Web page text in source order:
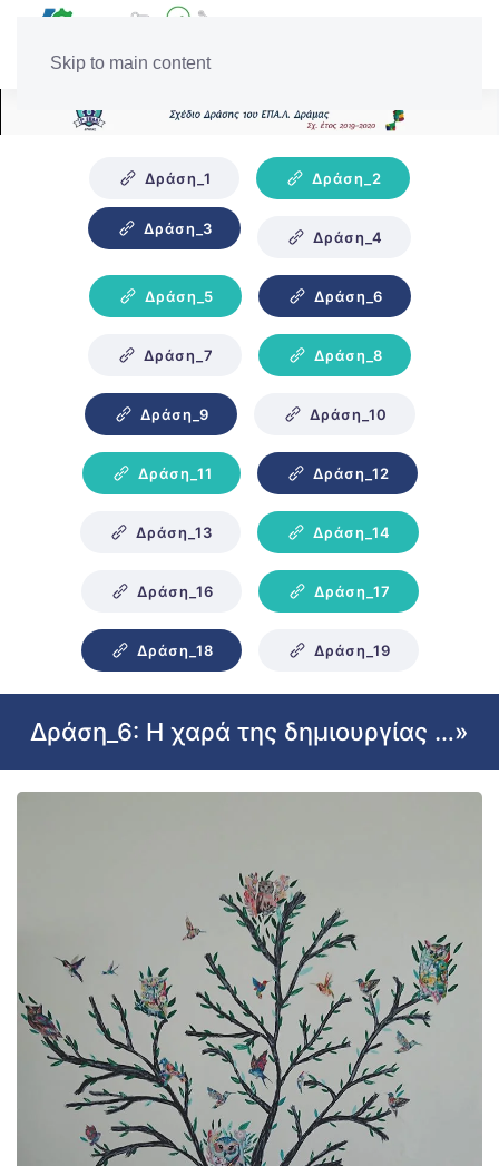
Skip to main content
Δράση_1 Δράση_2
Δράση_3 Δράση_4
Δράση_5 Δράση_6
Δράση_7 Δράση_8
Δράση_9 Δράση_10
Δράση_11 Δράση_12
Δράση_13 Δράση_14
Δράση_16 Δράση_17
Δράση_18 Δράση_19
Δράση_6: Η χαρά της δημιουργίας …»